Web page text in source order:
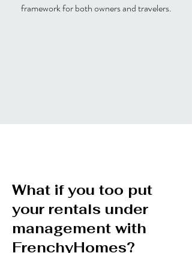
framework for both owners and travelers.
What if you too put
your rentals under
management with
FrenchyHomes?